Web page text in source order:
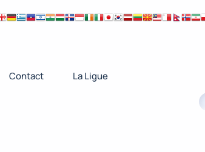
Contact La Ligue